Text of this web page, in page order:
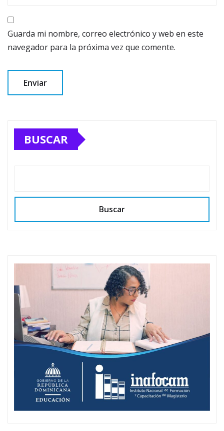
Guarda mi nombre, correo electrónico y web en este
navegador para la próxima vez que comente.
BUSCAR
Buscar